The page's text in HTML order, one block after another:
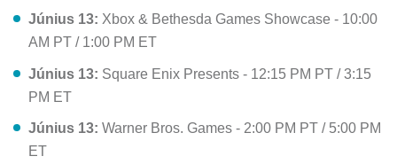
Június 13: Xbox & Bethesda Games Showcase - 10:00
AM PT / 1:00 PM ET
Június 13: Square Enix Presents - 12:15 PM PT / 3:15
PM ET
Június 13: Warner Bros. Games - 2:00 PM PT / 5:00 PM
ET